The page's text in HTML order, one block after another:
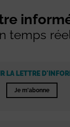
temps
LA LETTRE
Je m'abonne